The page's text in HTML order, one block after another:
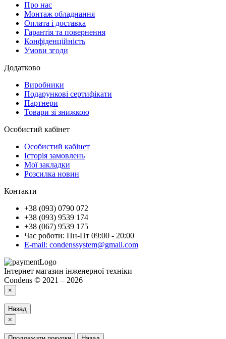
Про нас
Монтаж обладнання
Оплата і доставка
Гарантія та повернення
Конфіденційність
Умови згоди
Додатково
Виробники
Подарункові сертифікати
Партнери
Товари зі знижкою
Особистий кабінет
Особистий кабінет
Історія замовлень
Мої закладки
Розсилка новин
Контакти
+38 (093) 0790 072
+38 (093) 9539 174
+38 (067) 9539 175
Час роботи: Пн-Пт 09:00 - 20:00
E-mail: condenssystem@gmail.com
Інтернет магазин інженерної техніки
Condens © 2021 – 2026
×
Назад
×